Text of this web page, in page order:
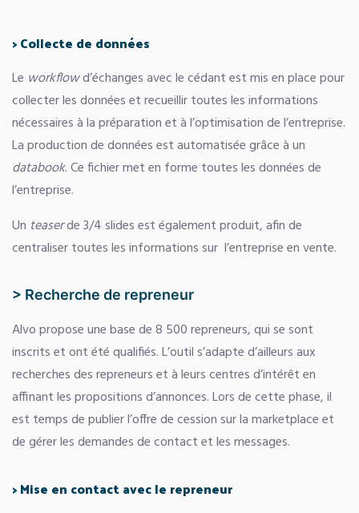
> Collecte de données
Le workflowd’échanges avec le cédant est mis en place pour
collecter les données et recueillir toutes les informations
nécessaires à la préparation et à l’optimisation de l’entreprise.
La production de données est automatisée grâce à un
databook. Ce fichier met en forme toutes les données de
l’entreprise.
Un teaserde 3/4 slides est également produit, afin de
centraliser toutes les informations sur l’entreprise en vente.
> Recherche de repreneur
Alvo propose une base de 8 500 repreneurs, qui se sont
inscrits et ont été qualifiés. L’outil s’adapte d’ailleurs aux
recherches des repreneurs et à leurs centres d’intérêt en
affinant les propositions d’annonces. Lors de cette phase, il
est temps de publier l’offre de cession sur la marketplace et
de gérer les demandes de contact et les messages.
> Mise en contact avec le repreneur